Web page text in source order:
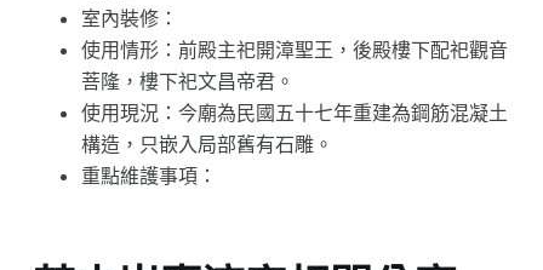
室內裝修：
使用情形：前殿主祀開漳聖王，後殿樓下配祀觀音
菩隆，樓下祀文昌帝君。
使用現況：今廟為民國五十七年重建為鋼筋混凝土
構造，只嵌入局部舊有石雕。
重點維護事項：